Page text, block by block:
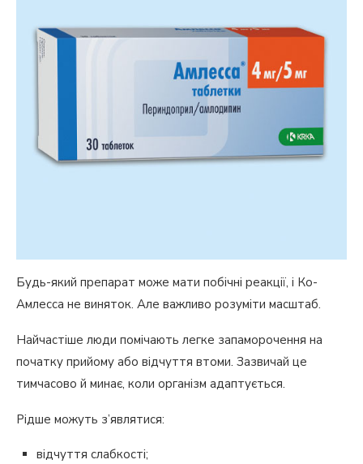
Будь-який препарат може мати побічні реакції, і Ко-
Амлесса не виняток. Але важливо розуміти масштаб.
Найчастіше люди помічають легке запаморочення на
початку прийому або відчуття втоми. Зазвичай це
тимчасово й минає, коли організм адаптується.
Рідше можуть з’являтися:
відчуття слабкості;